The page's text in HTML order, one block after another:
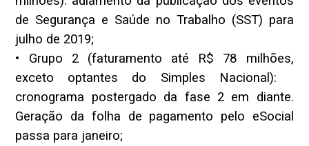
de Segurança e Saúde no Trabalho (SST) para
julho de 2019;
• Grupo 2 (faturamento até R$ 78 milhões,
exceto optantes do Simples Nacional):
cronograma postergado da fase 2 em diante.
Geração da folha de pagamento pelo eSocial
passa para janeiro;